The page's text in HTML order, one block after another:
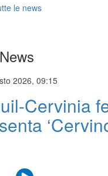
le news
2026, 09:15
Cervinia